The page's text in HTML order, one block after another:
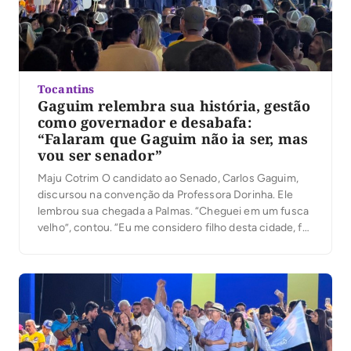
Tocantins
Gaguim relembra sua história, gestão
como governador e desabafa:
“Falaram que Gaguim não ia ser, mas
vou ser senador”
Maju Cotrim O candidato ao Senado, Carlos Gaguim,
discursou na convenção da Professora Dorinha. Ele
lembrou sua chegada a Palmas. “Cheguei em um fusca
velho”, contou. “Eu me considero filho desta cidade, fui
trazer ainda mais melhorias, […]